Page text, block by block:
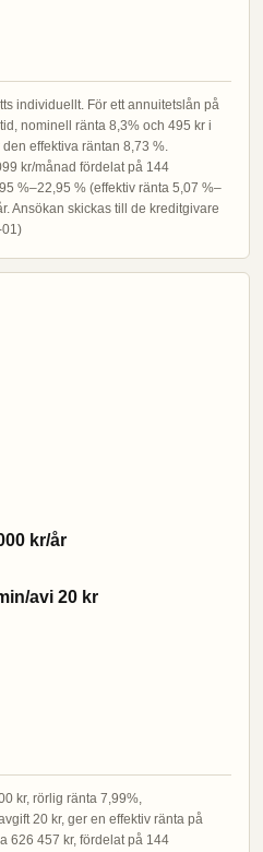
individuellt. För ett annuitetslån på
nominell ränta 8,3% och 495 kr i
effektiva räntan 8,73 %.
kr/månad fördelat på 144
%–22,95 % (effektiv ränta 5,07 %–
Ansökan skickas till de kreditgivare
01)
kr/år
avi 20 kr
kr, rörlig ränta 7,99%,
20 kr, ger en effektiv ränta på
626 457 kr, fördelat på 144